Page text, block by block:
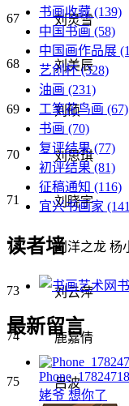
67 刘灵雪
68 刘美辰
69 刘硕
70 刘思琪
71 刘晓宇
72 刘洋之龙 杨
73 刘云萍
74 鹿嘉倩
75 吕波
书画收藏(139)
中国书画 (58)
中国画作品展
艺创杯(328)
油画 (231)
工笔花鸟画 (67)
书画 (70)
复评结果(77)
初评结果 (81)
征稿通知 (116)
宜兴书画家
读者墙
最新留言
姥爷 想你了